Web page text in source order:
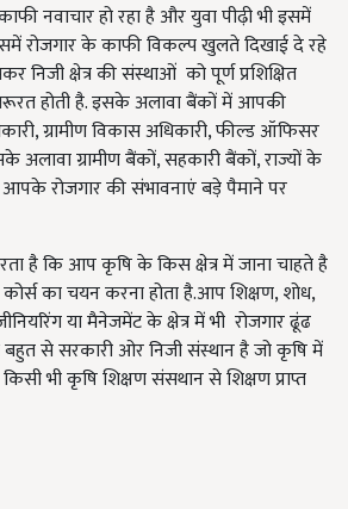
नवाचार हो रहा है और युवा पीढ़ी भी इसमें
रोजगार के काफी विकल्प खुलते दिखाई दे रहे
निजी क्षेत्र की संस्थाओं को पूर्ण प्रशिक्षित
होती है. इसके अलावा बैंकों में आपकी
ग्रामीण विकास अधिकारी, फील्ड ऑफिसर
ग्रामीण बैंकों, सहकारी बैंकों, राज्यों के
आपके रोजगार की संभावनाएं बड़े पैमाने पर
है कि आप कृषि के किस क्षेत्र में जाना चाहते है
का चयन करना होता है.आप शिक्षण, शोध,
या मैनेजमेंट के क्षेत्र में भी रोजगार ढूंढ
से सरकारी ओर निजी संस्थान है जो कृषि में
भी कृषि शिक्षण संसथान से शिक्षण प्राप्त